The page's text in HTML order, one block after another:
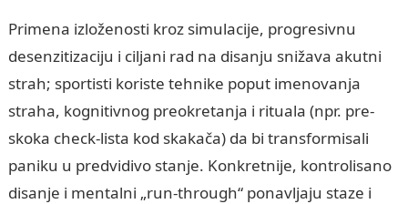
Primena izloženosti kroz simulacije, progresivnu
desenzitizaciju i ciljani rad na disanju snižava akutni
strah; sportisti koriste tehnike poput imenovanja
straha, kognitivnog preokretanja i rituala (npr. pre-
skoka check-lista kod skakača) da bi transformisali
paniku u predvidivo stanje. Konkretnije, kontrolisano
disanje i mentalni „run-through“ ponavljaju staze i